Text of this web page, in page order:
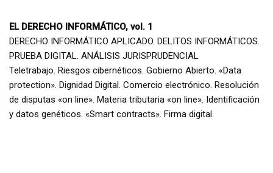
EL DERECHO INFORMÁTICO, vol. 1
DERECHO INFORMÁTICO APLICADO. DELITOS INFORMÁTICOS.
PRUEBA DIGITAL. ANÁLISIS JURISPRUDENCIAL
Teletrabajo. Riesgos cibernéticos. Gobierno Abierto. «Data
protection». Dignidad Digital. Comercio electrónico. Resolución
de disputas «on line». Materia tributaria «on line». Identificación
y datos genéticos. «Smart contracts». Firma digital.